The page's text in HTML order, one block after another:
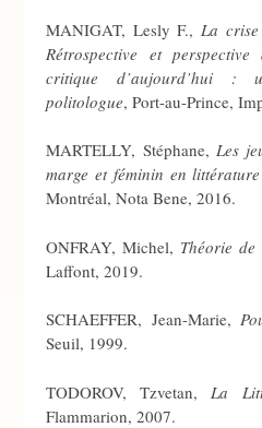
MANIGAT, Lesly F., La
Rétrospective et
critique d’aujourd’hui :
politologue, Port-au-Prince,
MARTELLY, Stéphane, Les
marge et féminin en
Montréal, Nota Bene, 2016.
ONFRAY, Michel, Théorie
Laffont, 2019.
SCHAEFFER, Jean-Marie,
Seuil, 1999.
TODOROV, Tzvetan, La
Flammarion, 2007.